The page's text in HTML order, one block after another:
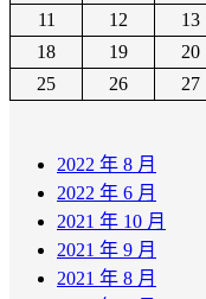
11
12 13
18
19 20
25
26 27
2022 年 8 月
2022 年 6 月
2021 年 10 月
2021 年 9 月
2021 年 8 月